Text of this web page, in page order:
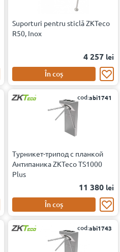
Suporturi pentru sticlă ZKTeco
R50, Inox
4 257 lei
În coș
cod:abi1741
Турникет-трипод с планкой
Антипаника ZKTeco TS1000
Plus
11 380 lei
În coș
cod:abi1743